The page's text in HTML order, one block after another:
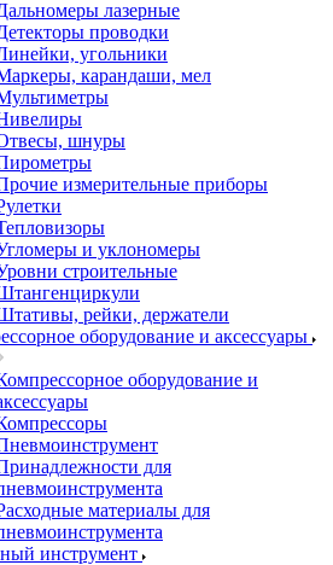
лазерные
проводки
угольники
карандаши, мел
шнуры
измерительные приборы
и уклономеры
строительные
рейки, держатели
оборудование и аксессуары
оборудование и
для
материалы для
инструмент